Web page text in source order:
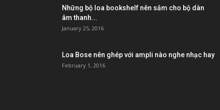
Những bộ loa bookshelf nên sắm cho bộ dàn
âm thanh...
January 25, 2016
Loa Bose nên ghép với ampli nào nghe nhạc hay
February 1, 2016